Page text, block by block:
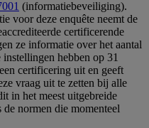
(informatiebeveiliging).
voor deze enquête neemt de
certificerende
ze informatie over het aantal
hebben op 31
certificering uit en geeft
vraag uit te zetten bij alle
in het meest uitgebreide
normen die momenteel